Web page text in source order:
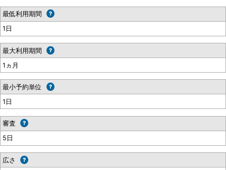
最低利用期間
1日
最大利用期間
1ヵ月
最小予約単位
1日
審査
5日
広さ